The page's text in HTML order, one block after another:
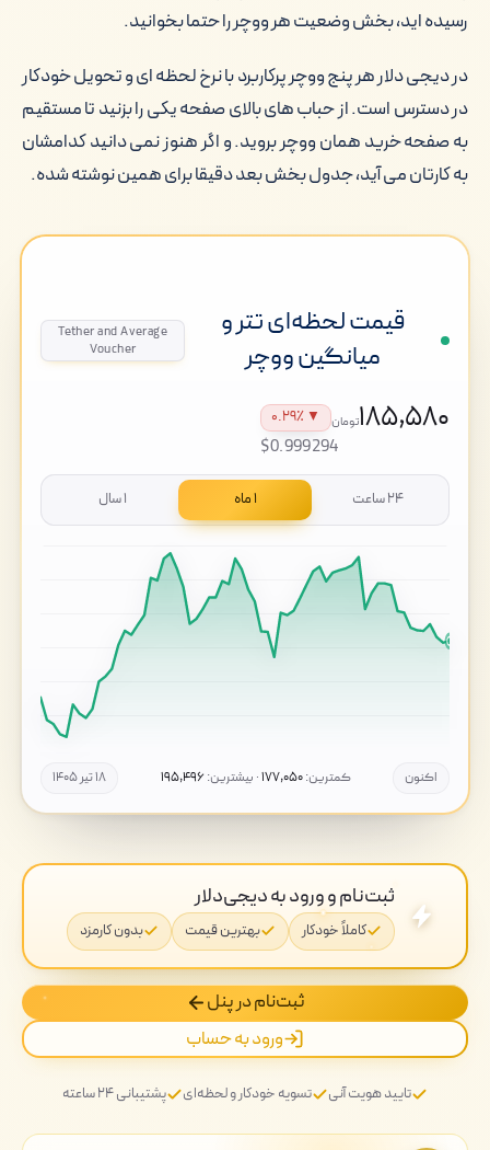
رسیده اید، بخش وضعیت هر ووچر را حتما بخوانید.
در دیجی دلار هر پنج ووچر پرکاربرد با نرخ لحظه ای و تحویل خودکار
در دسترس است. از حباب های بالای صفحه یکی را بزنید تا مستقیم
به صفحه خرید همان ووچر بروید. و اگر هنوز نمی دانید کدامشان
به کارتان می آید، جدول بخش بعد دقیقا برای همین نوشته شده.
قیمت لحظه‌ای تتر و
میانگین ووچر
Tether and Average
Voucher
۱۸۵,۵۸۰تومان ▼ ۰.۲۹٪
$0.999294
۲۴ ساعت ۱ ماه ۱ سال
۱۸ تیر ۱۴۰۵ کمترین:۱۷۷,۰۵۰· بیشترین: ۱۹۵,۴۹۶ اکنون
ثبت‌نام و ورود به دیجی‌دلار
کاملاً خودکار بهترین قیمت بدون کارمزد
ثبت‌نام در پنل
ورود به حساب
تایید هویت آنی تسویه خودکار و لحظه‌ای پشتیبانی ۲۴ ساعته